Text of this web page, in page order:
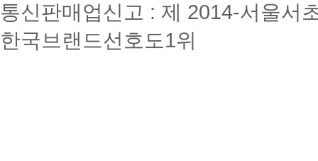
통신판매업신고 : 제 2014-서울서
한국브랜드선호도1위